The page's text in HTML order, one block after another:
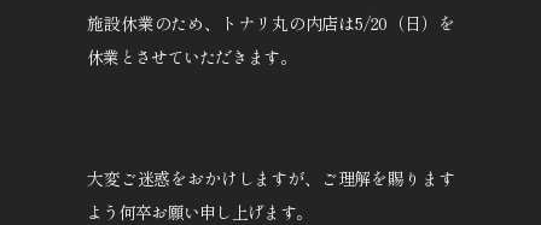
施設休業のため、トナリ丸の内店は5/20（日）を
休業とさせていただきます。
大変ご迷惑をおかけしますが、ご理解を賜ります
よう何卒お願い申し上げます。